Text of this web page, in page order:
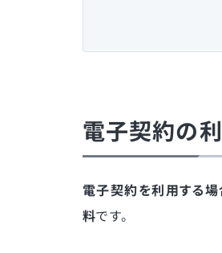
電子契約の
電子契約を利用する
料です。